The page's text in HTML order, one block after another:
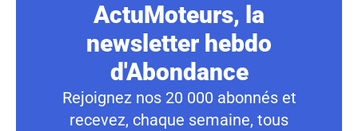
ActuMoteurs, la
newsletter hebdo
d'Abondance
Rejoignez nos 20 000 abonnés et
recevez, chaque semaine, tous